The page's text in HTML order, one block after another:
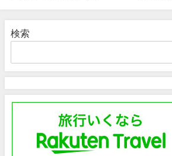
検索